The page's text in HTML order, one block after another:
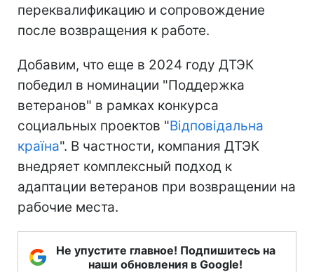
переквалификацию и сопровождение
после возвращения к работе.
Добавим, что еще в 2024 году ДТЭК
победил в номинации "Поддержка
ветеранов" в рамках конкурса
социальных проектов "Відповідальна
країна". В частности, компания ДТЭК
внедряет комплексный подход к
адаптации ветеранов при возвращении на
рабочие места.
Не упустите главное! Подпишитесь на
наши обновления в Google!